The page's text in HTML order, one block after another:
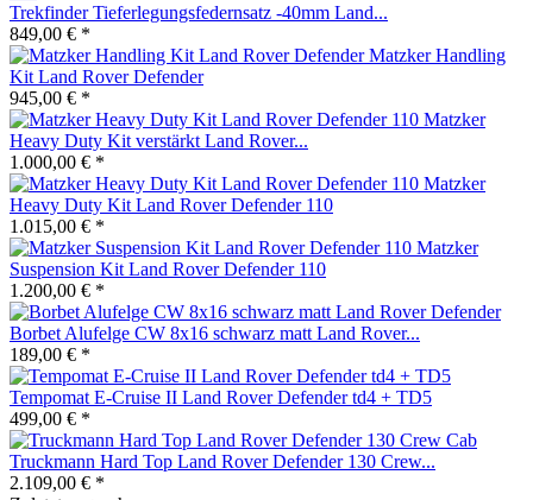
Trekfinder Tieferlegungsfedernsatz -40mm Land...
849,00 € *
Matzker Handling
Kit Land Rover Defender
945,00 € *
Matzker
Heavy Duty Kit verstärkt Land Rover...
1.000,00 € *
Matzker
Heavy Duty Kit Land Rover Defender 110
1.015,00 € *
Matzker
Suspension Kit Land Rover Defender 110
1.200,00 € *
Borbet Alufelge CW 8x16 schwarz matt Land Rover...
189,00 € *
Tempomat E-Cruise II Land Rover Defender td4 + TD5
499,00 € *
Truckmann Hard Top Land Rover Defender 130 Crew...
2.109,00 € *